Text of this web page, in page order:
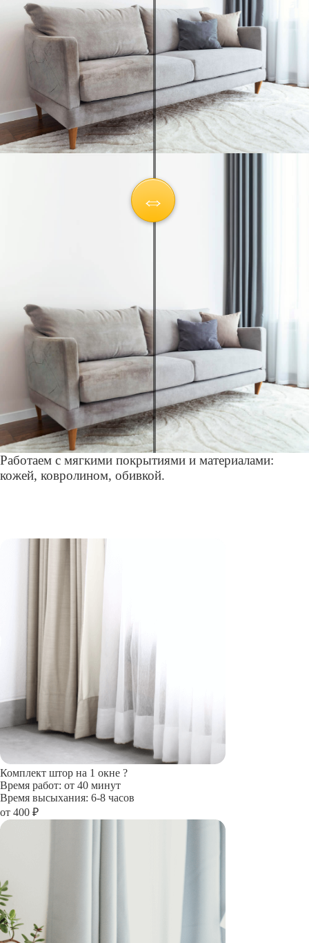
Работаем с мягкими покрытиями и материалами:
кожей, ковролином, обивкой.
Комплект штор на 1 окне ?
Время работ: от 40 минут
Время высыхания: 6-8 часов
от 400 ₽